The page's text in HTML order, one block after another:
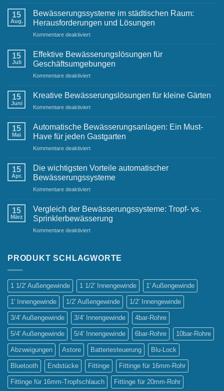
Bewässerung
für
Sportplätze
15
Aug.
Bewässerungssysteme im städtischen Raum:
Herausforderungen und Lösungen
Kommentare deaktiviertfür
städtischen
Raum:
Herausforderungen
Lösungen
15
Juli
Effektive Bewässerungslösungen für
Geschäftsumgebungen
Kommentare deaktiviertfür
Bewässerungslösungen
Geschäftsumgebungen
15
Juni
Kreative Bewässerungslösungen für kleine Gärten
Kommentare deaktiviertfür
Bewässerungslösungen
für
kleine
Gärten
15
Mai
Automatische Bewässerungsanlagen: Ein Must-
Have für jeden Gastgarten
Kommentare deaktiviertfür
Bewässerungsanlagen:
Must-
Have
jeden
Gastgarten
15
Apr.
Die wichtigsten Vorteile automatischer
Bewässerungssysteme
Kommentare deaktiviertfür
wichtigsten
automatischer
Bewässerungssysteme
15
März
Vergleich der Bewässerungssysteme: Tropf- vs.
Sprinklerbewässerung
Kommentare deaktiviertfür
Bewässerungssysteme:
Sprinklerbewässerung
PRODUKT SCHLAGWORTE
1 1/2' Außengewinde 1 1/2' Innengewinde 1' Außengewinde
1' Innengewinde 1/2' Außengewinde 1/2' Innengewinde
3/4' Außengewinde 3/4' Innengewinde 4bar-Rohre
5/4' Außengewinde 5/4' Innengewinde 6bar-Rohre 10bar-Rohre
Abzweigungen Astore Batteriesteuerung Blu-Lock
Bluetooth Endstücke Fittinge Fittinge für 16mm-Rohr
Fittinge für 16mm-Tropfschlauch Fittinge für 20mm-Rohr